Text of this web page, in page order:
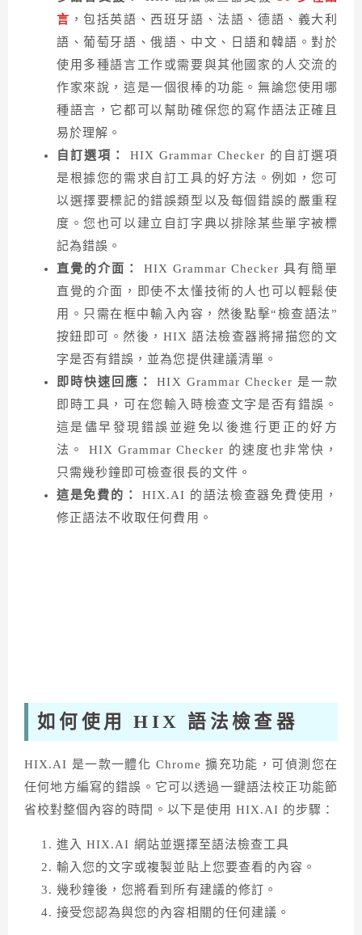
言 ，包括英語、西班牙語、法語、德語、義大利
語、葡萄牙語、俄語、中文、日語和韓語。對於
使用多種語言工作或需要與其他國家的人交流的
作家來說，這是一個很棒的功能。無論您使用哪
種語言，它都可以幫助確保您的寫作語法正確且
易於理解。
自訂選項：
HIX Grammar Checker 的自訂選項
是根據您的需求自訂工具的好方法。例如，您可
以選擇要標記的錯誤類型以及每個錯誤的嚴重程
度。您也可以建立自訂字典以排除某些單字被標
記為錯誤。
直覺的介面：
HIX Grammar Checker 具有簡單
直覺的介面，即使不太懂技術的人也可以輕鬆使
用。只需在框中輸入內容，然後點擊“檢查語法”
按鈕即可。然後，HIX 語法檢查器將掃描您的文
字是否有錯誤，並為您提供建議清單。
即時快速回應：
HIX Grammar Checker 是一款
即時工具，可在您輸入時檢查文字是否有錯誤。
這是儘早發現錯誤並避免以後進行更正的好方
法。 HIX Grammar Checker 的速度也非常快，
只需幾秒鐘即可檢查很長的文件。
這是免費的：
HIX.AI 的語法檢查器免費使用，
修正語法不收取任何費用。
如何使用 HIX 語法檢查器
HIX.AI 是一款一體化 Chrome 擴充功能，可偵測您在
任何地方編寫的錯誤。它可以透過一鍵語法校正功能節
省校對整個內容的時間。以下是使用 HIX.AI 的步驟：
進入 HIX.AI 網站並選擇至語法檢查工具
輸入您的文字或複製並貼上您要查看的內容。
幾秒鐘後，您將看到所有建議的修訂。
接受您認為與您的內容相關的任何建議。